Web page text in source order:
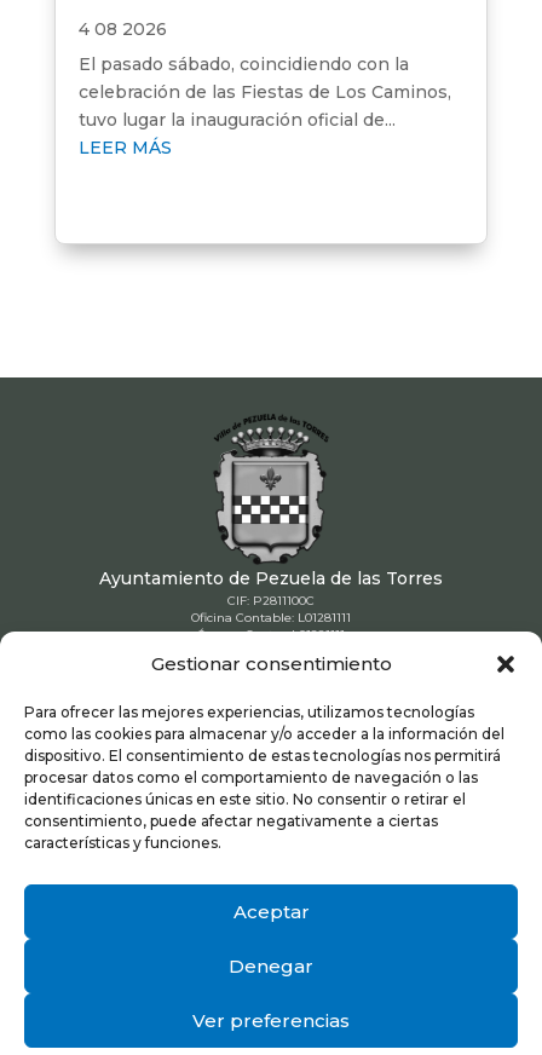
Gestionar consentimiento
Para ofrecer las mejores experiencias, utilizamos tecnologías
como las cookies para almacenar y/o acceder a la información del
dispositivo. El consentimiento de estas tecnologías nos permitirá
procesar datos como el comportamiento de navegación o las
identificaciones únicas en este sitio. No consentir o retirar el
consentimiento, puede afectar negativamente a ciertas
características y funciones.
Aceptar
Denegar
Ver preferencias
4 08 2026
El pasado sábado, coincidiendo con la
celebración de las Fiestas de Los Caminos,
tuvo lugar la inauguración oficial de...
LEER MÁS
Ayuntamiento de Pezuela de las Torres
CIF: P2811100C
Oficina Contable: L01281111
Órgano Gestor: L01281111
 91 886 90 80
 ayuntamiento@pezueladelastorres.es

Plaza de la Constitucion 1. 28812 – Pezuela
Aviso Legal|Política de Privacidad